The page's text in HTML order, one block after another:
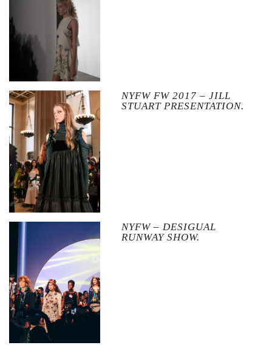
NYFW FW 2017 – JILL
STUART PRESENTATION.
NYFW – DESIGUAL
RUNWAY SHOW.